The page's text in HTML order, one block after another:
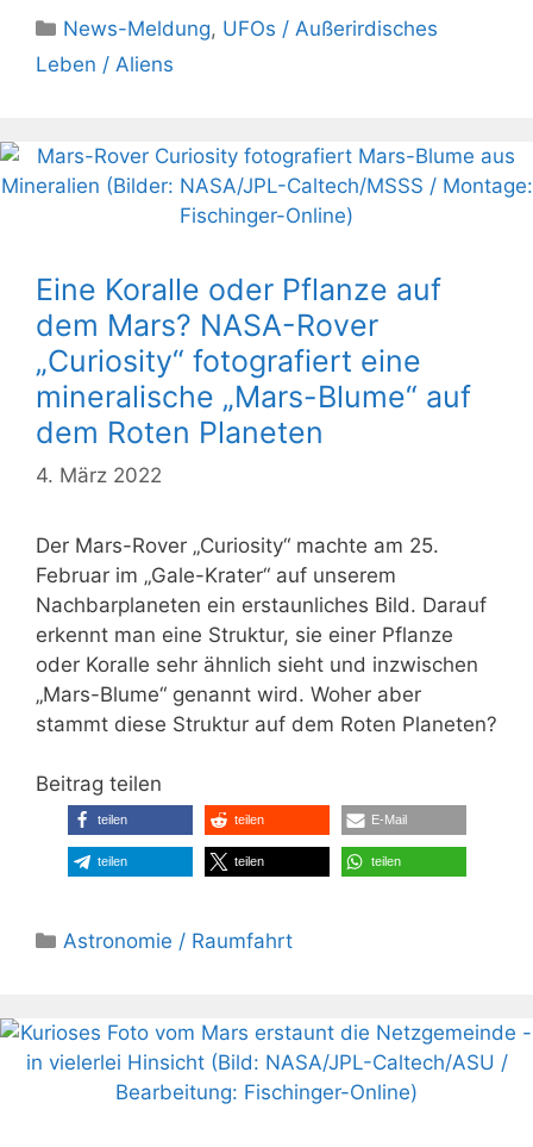
Kategorien
News-Meldung, UFOs / Außerirdisches
Leben / Aliens
Eine Koralle oder Pflanze auf
dem Mars? NASA-Rover
„Curiosity“ fotografiert eine
mineralische „Mars-Blume“ auf
dem Roten Planeten
4. März 2022
Der Mars-Rover „Curiosity“ machte am 25.
Februar im „Gale-Krater“ auf unserem
Nachbarplaneten ein erstaunliches Bild. Darauf
erkennt man eine Struktur, sie einer Pflanze
oder Koralle sehr ähnlich sieht und inzwischen
„Mars-Blume“ genannt wird. Woher aber
stammt diese Struktur auf dem Roten Planeten?
Beitrag teilen
teilen teilen E-Mail
teilen teilen teilen
Kategorien
Astronomie / Raumfahrt